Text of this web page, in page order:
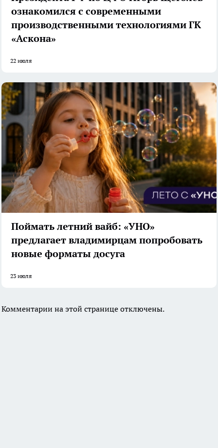
ознакомился с современными
производственными технологиями ГК
«Аскона»
22 июля
Поймать летний вайб: «УНО»
предлагает владимирцам попробовать
новые форматы досуга
23 июля
Комментарии на этой странице отключены.